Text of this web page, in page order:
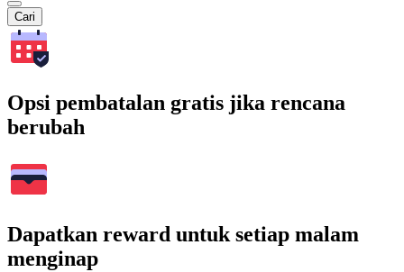
Cari
Opsi pembatalan gratis jika rencana
berubah
Dapatkan reward untuk setiap malam
menginap